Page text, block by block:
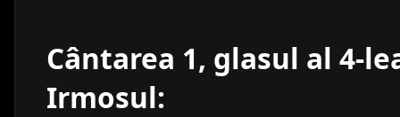
Cântarea 1, glasul al 4-
Irmosul: